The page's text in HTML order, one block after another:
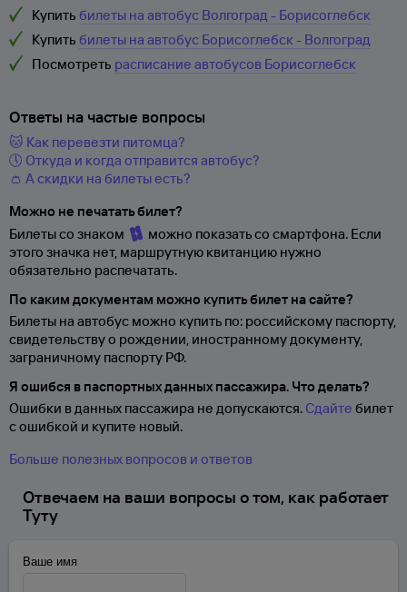
Купить билеты на автобус Волгоград - Борисоглебск
Купить билеты на автобус Борисоглебск - Волгоград
Посмотреть расписание автобусов Борисоглебск
Ответы на частые вопросы
🐱 Как перевезти питомца?
🕔 Откуда и когда отправится автобус?
👛 А скидки на билеты есть?
Можно не печатать билет?
Билеты со знаком
можно показать со смартфона. Если
этого значка нет, маршрутную квитанцию нужно
обязательно распечатать.
По каким документам можно купить билет на сайте?
Билеты на автобус можно купить по: российскому паспорту,
свидетельству о рождении, иностранному документу,
заграничному паспорту РФ.
Я ошибся в паспортных данных пассажира. Что делать?
Ошибки в данных пассажира не допускаются. Сдайте билет
с ошибкой и купите новый.
Больше полезных вопросов и ответов
Отвечаем на ваши вопросы о том, как работает
Туту
Ваше имя